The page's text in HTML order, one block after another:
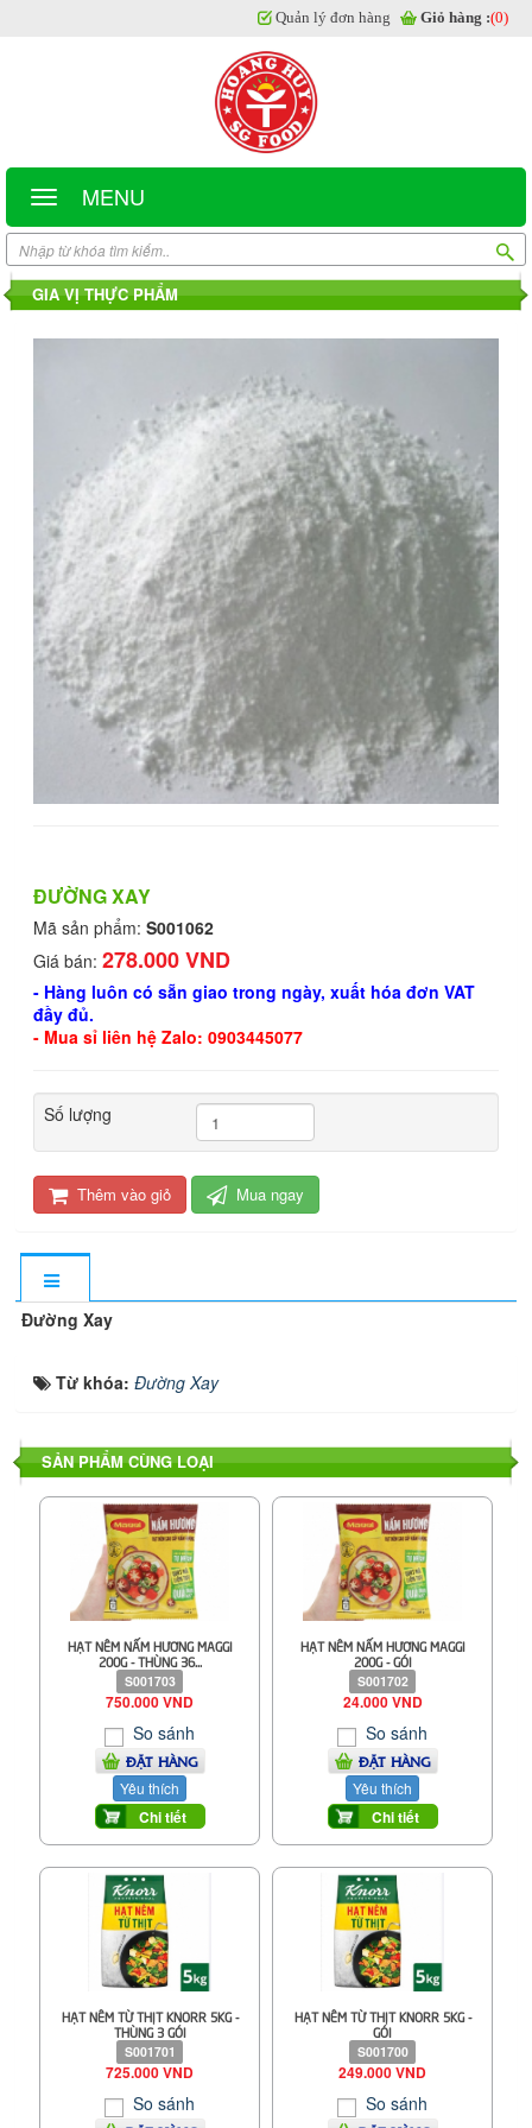
MENU
Quản lý đơn hàng Giỏ hàng :(0)
GIA VỊ THỰC PHẨM
ĐƯỜNG XAY
Mã sản phẩm: S001062
Giá bán: 278.000 VND
- Hàng luôn có sẵn giao trong ngày, xuất hóa đơn VAT
đầy đủ.
- Mua sỉ liên hệ Zalo: 0903445077
Số lượng
Thêm vào giỏ Mua ngay
Đường Xay
Từ khóa: Đường Xay
SẢN PHẨM CÙNG LOẠI
HẠT NÊM NẤM HƯƠNG MAGGI
200G - THÙNG 36...
S001703
750.000 VND
So sánh
ĐẶT HÀNG
Yêu thích
Chi tiết
HẠT NÊM NẤM HƯƠNG MAGGI
200G - GÓI
S001702
24.000 VND
So sánh
ĐẶT HÀNG
Yêu thích
Chi tiết
HẠT NÊM TỪ THỊT KNORR 5KG -
THÙNG 3 GÓI
S001701
725.000 VND
So sánh
HẠT NÊM TỪ THỊT KNORR 5KG -
GÓI
S001700
249.000 VND
So sánh